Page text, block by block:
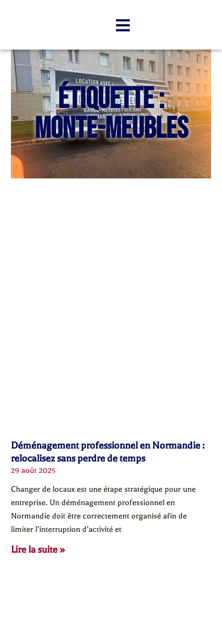
Étiquette :
monte-meubles
Déménagement professionnel en Normandie :
relocalisez sans perdre de temps
29 août 2025
Changer de locaux est une étape stratégique pour une
entreprise. Un déménagement professionnel en
Normandie doit être correctement organisé afin de
limiter l’interruption d’activité et
Lire la suite »